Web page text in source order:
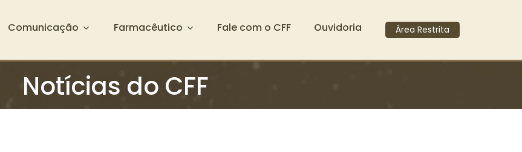
Comunicação Farmacêutico Fale com o CFF Ouvidoria Área Restrita
Notícias do CFF